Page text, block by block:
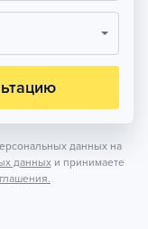
данных на
данных и принимаете